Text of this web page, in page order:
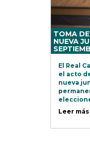
TOMA
NUEVA
El Real
el acto
nueva
de julio.
Leer más